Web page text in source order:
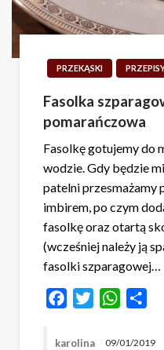
PRZEKĄSKI
Fasolka
pomarańczowa
Fasolkę gotujemy do
wodzie. Gdy będzie
patelni przesmażamy
imbirem, po czym
fasolkę oraz otartą
(wcześniej należy ją
fasolki szparagowej…
FacebookTwitter
karolina 09/01/2019